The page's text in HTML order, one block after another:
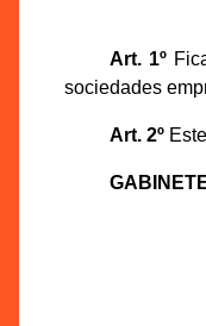
Art. 1º
sociedades
Art. 2ºEste